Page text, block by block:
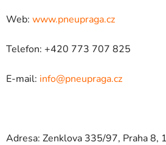
Web: www.pneupraga.cz
Telefon: +420 773 707 825
E-mail: info@pneupraga.cz
Adresa: Zenklova 335/97, Praha 8,